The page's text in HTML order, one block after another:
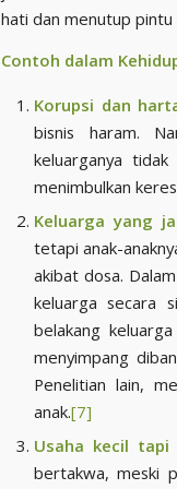
hati dan menutup pintu
Contoh dalam
Korupsi dan
bisnis haram.
keluarganya
menimbulkan
Keluarga yang
tetapi anak-
akibat dosa.
keluarga secara
belakang
menyimpang
Penelitian lain,
anak.[7]
Usaha kecil tapi
bertakwa, meski